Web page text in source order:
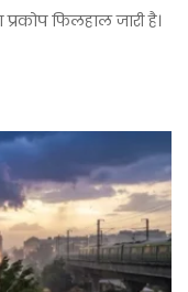
फिलहाल जारी है।